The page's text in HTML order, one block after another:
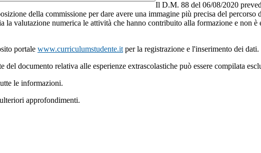
Il D.M. 88 del 06/08/2020
della commissione per dare avere una immagine più precisa del
valutazione numerica le attività che hanno contribuito alla formazione e non è
portale www.curriculumstudente.it per la registrazione e l'inserimento dei dati.
documento relativa alle esperienze extrascolastiche può essere compilata
le informazioni.
approfondimenti.